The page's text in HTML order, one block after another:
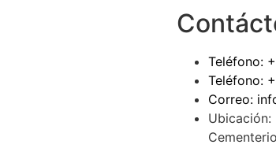
Teléfono:
Teléfono:
Correo: